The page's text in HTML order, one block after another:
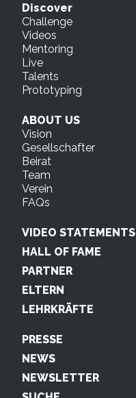
Discover
Challenge
Videos
Mentoring
Live
Talents
Prototyping
ABOUT US
Vision
Gesellschafter
Beirat
Team
Verein
FAQs
VIDEO STATEMENTS
HALL OF FAME
PARTNER
ELTERN
LEHRKRÄFTE
PRESSE
NEWS
NEWSLETTER